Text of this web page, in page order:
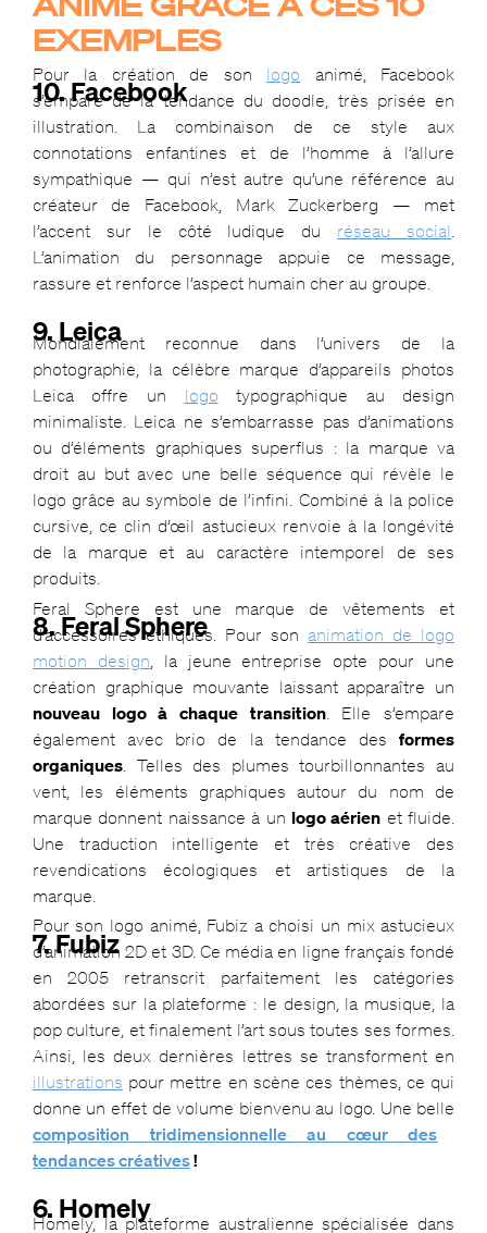
EXEMPLES
10. Facebook
Pour la création de son logo animé, Facebook
s’empare de la tendance du doodle, très prisée en
illustration. La combinaison de ce style aux
connotations enfantines et de l’homme à l’allure
sympathique — qui n’est autre qu’une référence au
créateur de Facebook, Mark Zuckerberg — met
l’accent sur le côté ludique du réseau social
L’animation du personnage appuie ce message,
rassure et renforce l’aspect humain cher au groupe.
9. Leica
Mondialement reconnue dans l’univers de la
photographie, la célèbre marque d’appareils photos
Leica offre un logo typographique au design
minimaliste. Leica ne s’embarrasse pas d’animations
ou d’éléments graphiques superflus : la marque va
droit au but avec une belle séquence qui révèle le
logo grâce au symbole de l’infini. Combiné à la police
cursive, ce clin d’œil astucieux renvoie à la longévité
de la marque et au caractère intemporel de ses
produits.
8. Feral Sphere
Feral Sphere est une marque de vêtements et
d’accessoires éthiques. Pour son animation de logo
motion design , la jeune entreprise opte pour une
création graphique mouvante laissant apparaître un
nouveau logo à chaque transition. Elle s’empare
également avec brio de la tendance desformes
organiques. Telles des plumes tourbillonnantes au
vent, les éléments graphiques autour du nom de
marque donnent naissance à un logo aérien et fluide.
Une traduction intelligente et très créative des
revendications écologiques et artistiques de la
marque.
7. Fubiz
Pour son logo animé, Fubiz a choisi un mix astucieux
d’animation 2D et 3D. Ce média en ligne français fondé
en 2005 retranscrit parfaitement les catégories
abordées sur la plateforme : le design, la musique, la
pop culture, et finalement l’art sous toutes ses formes.
Ainsi, les deux dernières lettres se transforment en
illustrations pour mettre en scène ces thèmes, ce qui
donne un effet de volume bienvenu au logo. Une belle
composition tridimensionnelle au cœur des
tendances créatives!
6. Homely
Homely, la plateforme australienne spécialisée dans